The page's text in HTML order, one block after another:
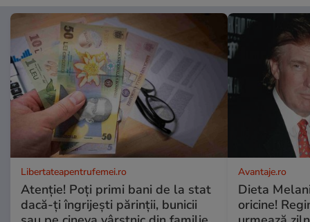
Libertateapentrufemei.ro
Atenție! Poți primi bani de la stat
dacă-ți îngrijești părinții, bunicii
Avantaje.ro
Dieta
oricine!